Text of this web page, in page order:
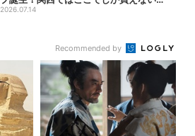
定グル...
2026.07.14
Recommended by